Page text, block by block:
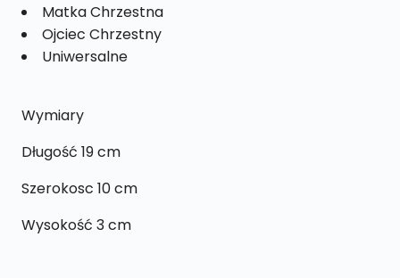
Matka Chrzestna
Ojciec Chrzestny
Uniwersalne
Wymiary
Długość 19 cm
Szerokosc 10 cm
Wysokość 3 cm